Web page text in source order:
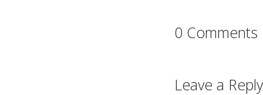
0 Comments
Leave a Reply